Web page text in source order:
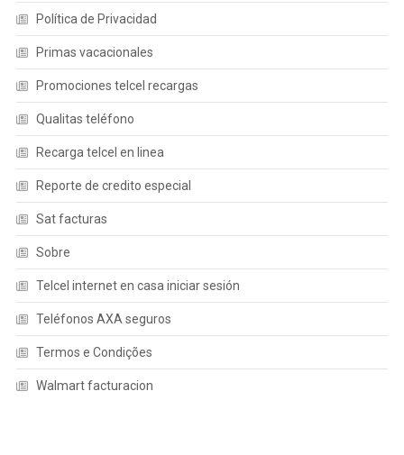
Política de Privacidad
Primas vacacionales
Promociones telcel recargas
Qualitas teléfono
Recarga telcel en linea
Reporte de credito especial
Sat facturas
Sobre
Telcel internet en casa iniciar sesión
Teléfonos AXA seguros
Termos e Condições
Walmart facturacion